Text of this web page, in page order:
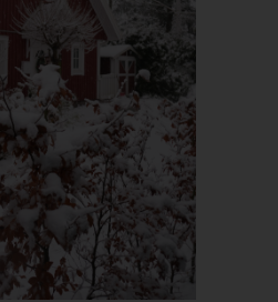
Cookies. Cookies sind
Internetbrowser auf einem
gespeichert werden.
Server verwenden Cookies. Viele
Cookie-ID. Eine Cookie-ID
Cookies. Sie besteht aus einer
und Server dem